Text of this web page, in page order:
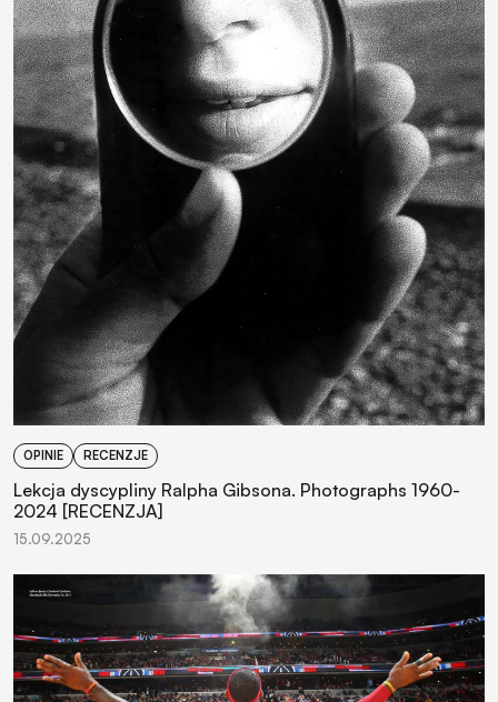
OPINIE RECENZJE
Lekcja dyscypliny Ralpha Gibsona. Photographs 1960-
2024 [RECENZJA]
15.09.2025